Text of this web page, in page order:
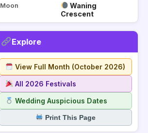
Moon
Waning
Crescent
Explore
View Full Month (October 2026)
All 2026 Festivals
Wedding Auspicious Dates
Print This Page